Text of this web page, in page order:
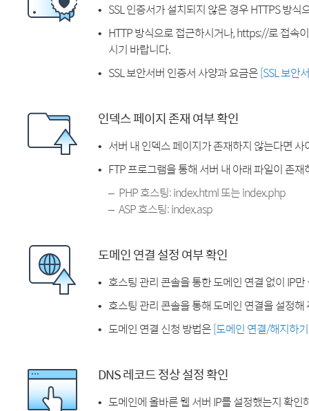
SSL 인증서가 설치되지 않은 경우 HTTPS 방식
HTTP 방식으로 접근하시거나, https://로 접속
시기 바랍니다.
SSL 보안서버 인증서 사양과 요금은[SSL 보안
인덱스 페이지 존재 여부 확인
서버 내 인덱스 페이지가 존재하지 않는다면
FTP 프로그램을 통해 서버 내 아래 파일이 존
PHP 호스팅: index.html 또는 index.php
ASP 호스팅: index.asp
도메인 연결 설정 여부 확인
호스팅 관리 콘솔을 통한 도메인 연결 없이 IP
호스팅 관리 콘솔을 통해 도메인 연결을 설정해
도메인 연결 신청 방법은[도메인 연결/해지하
DNS 레코드 정상 설정 확인
도메인에 올바른 웹 서버 IP를 설정했는지 확인